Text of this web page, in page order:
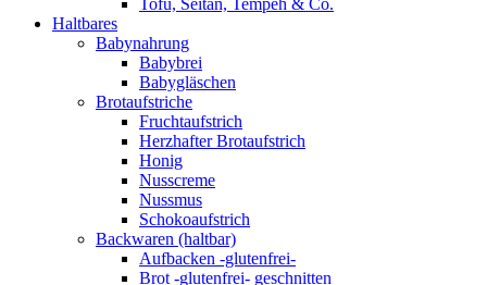
Tofu, Seitan, Tempeh & Co.
Haltbares
Babynahrung
Babybrei
Babygläschen
Brotaufstriche
Fruchtaufstrich
Herzhafter Brotaufstrich
Honig
Nusscreme
Nussmus
Schokoaufstrich
Backwaren (haltbar)
Aufbacken -glutenfrei-
Brot -glutenfrei- geschnitten